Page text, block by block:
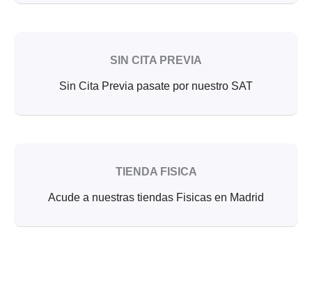
SIN CITA PREVIA
Sin Cita Previa pasate por nuestro SAT
TIENDA FISICA
Acude a nuestras tiendas Fisicas en Madrid